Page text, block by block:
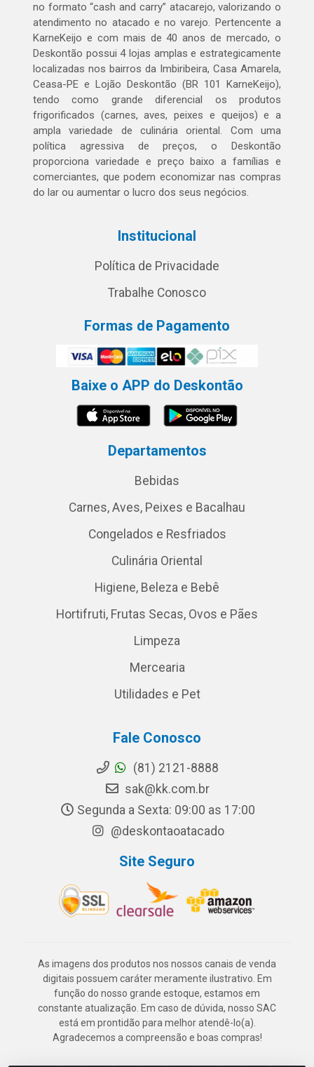
no formato “cash and carry” atacarejo, valorizando o
atendimento no atacado e no varejo. Pertencente a
KarneKeijo e com mais de 40 anos de mercado, o
Deskontão possui 4 lojas amplas e estrategicamente
localizadas nos bairros da Imbiribeira, Casa Amarela,
Ceasa-PE e Lojão Deskontão (BR 101 KarneKeijo),
tendo como grande diferencial os produtos
frigorificados (carnes, aves, peixes e queijos) e a
ampla variedade de culinária oriental. Com uma
política agressiva de preços, o Deskontão
proporciona variedade e preço baixo a famílias e
comerciantes, que podem economizar nas compras
do lar ou aumentar o lucro dos seus negócios.
Institucional
Política de Privacidade
Trabalhe Conosco
Formas de Pagamento
Baixe o APP do Deskontão
Departamentos
Bebidas
Carnes, Aves, Peixes e Bacalhau
Congelados e Resfriados
Culinária Oriental
Higiene, Beleza e Bebê
Hortifruti, Frutas Secas, Ovos e Pães
Limpeza
Mercearia
Utilidades e Pet
Fale Conosco
(81) 2121-8888
sak@kk.com.br
Segunda a Sexta: 09:00 as 17:00
@deskontaoatacado
Site Seguro
As imagens dos produtos nos nossos canais de venda
digitais possuem caráter meramente ilustrativo. Em
função do nosso grande estoque, estamos em
constante atualização. Em caso de dúvida, nosso SAC
está em prontidão para melhor atendê-lo(a).
Agradecemos a compreensão e boas compras!